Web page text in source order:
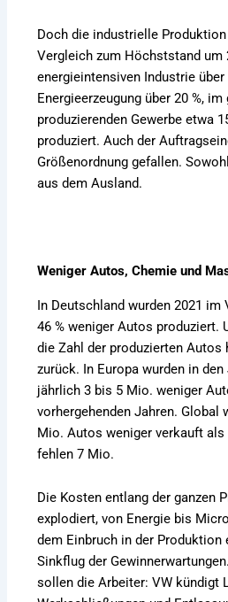
Doch die industrielle
Vergleich zum Höchststand um
energieintensiven Industrie über
Energieerzeugung über 20 %,
produzierenden Gewerbe etwa
produziert. Auch der
Größenordnung gefallen.
aus dem Ausland.
Weniger Autos, Chemie und
In Deutschland wurden 2021 im
46 % weniger Autos produziert.
die Zahl der produzierten Autos
zurück. In Europa wurden in
jährlich 3 bis 5 Mio. weniger
vorhergehenden Jahren. Global
Mio. Autos weniger verkauft als
fehlen 7 Mio.
Die Kosten entlang der ganzen
explodiert, von Energie bis
dem Einbruch in der Produktion
Sinkflug der
sollen die Arbeiter: VW kündigt